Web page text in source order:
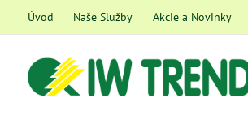
Úvod Naše Služby Akcie a Novinky